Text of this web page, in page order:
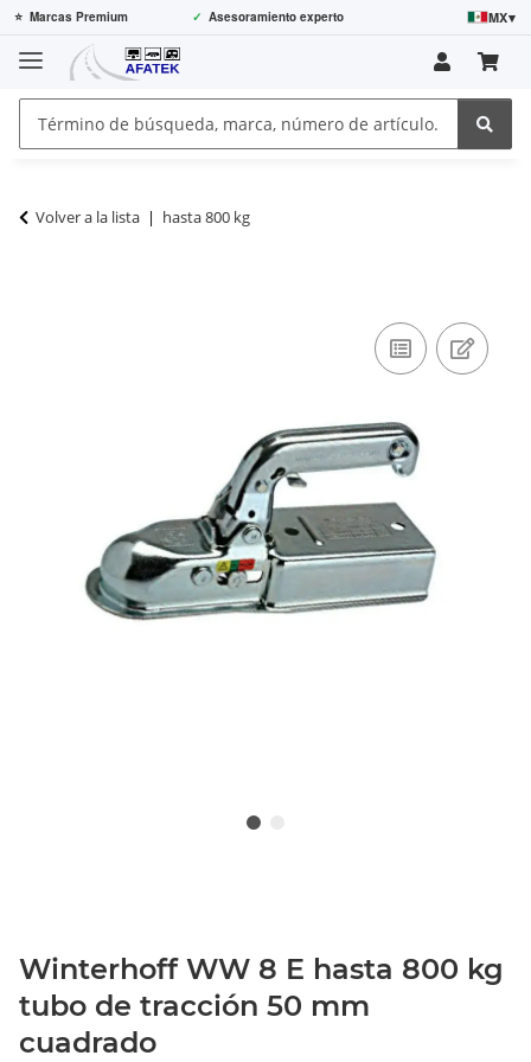
⭐ Marcas Premium ✓ Asesoramiento experto MX▾
Volver a la lista hasta 800 kg
Winterhoff WW 8 E hasta 800 kg
tubo de tracción 50 mm
cuadrado